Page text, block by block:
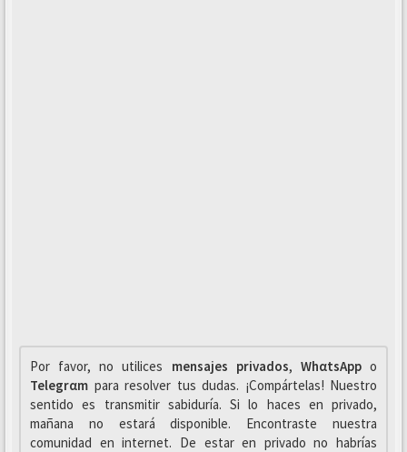
Por favor, no utilices mensajes privados, WhαtsAppo
Telegrαm para resolver tus dudas. ¡Compártelas! Nuestro
sentido es transmitir sabiduría. Si lo haces en privado,
mañana no estará disponible. Encontraste nuestra
comunidad en internet. De estar en privado no habrías